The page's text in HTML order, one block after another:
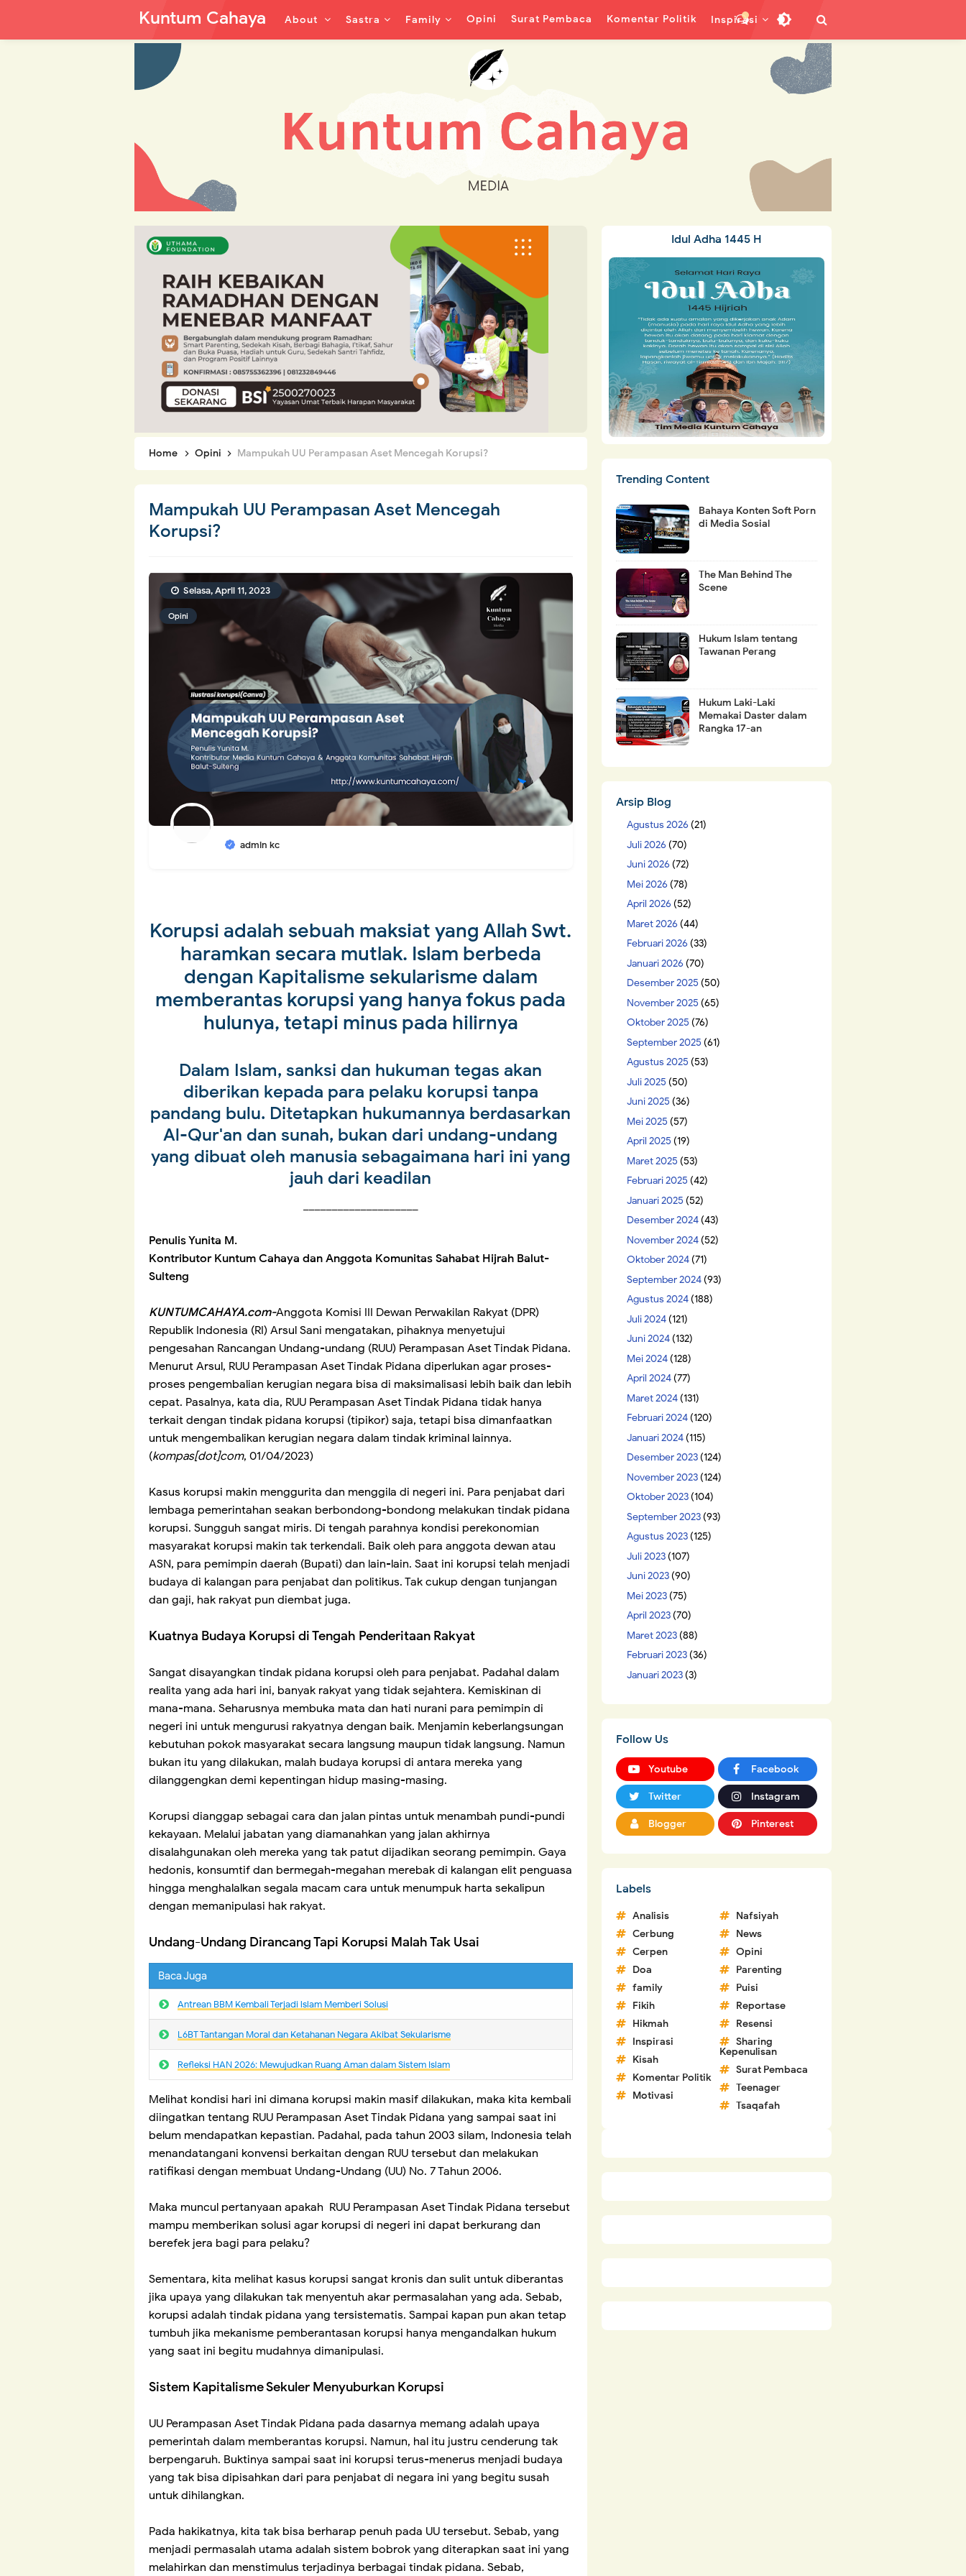
Kuntum Cahaya About Sastra Family Opini Surat Pembaca Komentar Politik Inspirasi
Home Opini Mampukah UU Perampasan Aset Mencegah Korupsi?
Mampukah UU Perampasan Aset Mencegah
Korupsi?
Opini
admin kc
Selasa, April 11, 2023
Korupsi adalah sebuah maksiat yang Allah Swt.
haramkan secara mutlak. Islam berbeda
dengan Kapitalisme sekularisme dalam
memberantas korupsi yang hanya fokus pada
hulunya, tetapi minus pada hilirnya
Dalam Islam, sanksi dan hukuman tegas akan
diberikan kepada para pelaku korupsi tanpa
pandang bulu. Ditetapkan hukumannya berdasarkan
Al-Qur'an dan sunah, bukan dari undang-undang
yang dibuat oleh manusia sebagaimana hari ini yang
jauh dari keadilan
Penulis Yunita M.
Kontributor Kuntum Cahaya dan Anggota Komunitas Sahabat Hijrah Balut-
Sulteng
KUNTUMCAHAYA.com-Anggota Komisi III Dewan Perwakilan Rakyat (DPR)
Republik Indonesia (RI) Arsul Sani mengatakan, pihaknya menyetujui
pengesahan Rancangan Undang-undang (RUU) Perampasan Aset Tindak Pidana.
Menurut Arsul, RUU Perampasan Aset Tindak Pidana diperlukan agar proses-
proses pengembalian kerugian negara bisa di maksimalisasi lebih baik dan lebih
cepat. Pasalnya, kata dia, RUU Perampasan Aset Tindak Pidana tidak hanya
terkait dengan tindak pidana korupsi (tipikor) saja, tetapi bisa dimanfaatkan
untuk mengembalikan kerugian negara dalam tindak kriminal lainnya.
(kompas[dot]com, 01/04/2023)
Kasus korupsi makin menggurita dan menggila di negeri ini. Para penjabat dari
lembaga pemerintahan seakan berbondong-bondong melakukan tindak pidana
korupsi. Sungguh sangat miris. Di tengah parahnya kondisi perekonomian
masyarakat korupsi makin tak terkendali. Baik oleh para anggota dewan atau
ASN, para pemimpin daerah (Bupati) dan lain-lain. Saat ini korupsi telah menjadi
budaya di kalangan para penjabat dan politikus. Tak cukup dengan tunjangan
dan gaji, hak rakyat pun diembat juga.
Kuatnya Budaya Korupsi di Tengah Penderitaan Rakyat
Sangat disayangkan tindak pidana korupsi oleh para penjabat. Padahal dalam
realita yang ada hari ini, banyak rakyat yang tidak sejahtera. Kemiskinan di
mana-mana. Seharusnya membuka mata dan hati nurani para pemimpin di
negeri ini untuk mengurusi rakyatnya dengan baik. Menjamin keberlangsungan
kebutuhan pokok masyarakat secara langsung maupun tidak langsung. Namun
bukan itu yang dilakukan, malah budaya korupsi di antara mereka yang
dilanggengkan demi kepentingan hidup masing-masing.
Korupsi dianggap sebagai cara dan jalan pintas untuk menambah pundi-pundi
kekayaan. Melalui jabatan yang diamanahkan yang jalan akhirnya
disalahgunakan oleh mereka yang tak patut dijadikan seorang pemimpin. Gaya
hedonis, konsumtif dan bermegah-megahan merebak di kalangan elit penguasa
hingga menghalalkan segala macam cara untuk menumpuk harta sekalipun
dengan memanipulasi hak rakyat.
Undang-Undang Dirancang Tapi Korupsi Malah Tak Usai
Baca Juga
Antrean BBM Kembali Terjadi lslam Memberi Solusi
L6BT Tantangan Moral dan Ketahanan Negara Akibat Sekularisme
Refleksi HAN 2026: Mewujudkan Ruang Aman dalam Sistem Islam
Melihat kondisi hari ini dimana korupsi makin masif dilakukan, maka kita kembali
diingatkan tentang RUU Perampasan Aset Tindak Pidana yang sampai saat ini
belum mendapatkan kepastian. Padahal, pada tahun 2003 silam, Indonesia telah
menandatangani konvensi berkaitan dengan RUU tersebut dan melakukan
ratifikasi dengan membuat Undang-Undang (UU) No. 7 Tahun 2006.
Maka muncul pertanyaan apakah RUU Perampasan Aset Tindak Pidana tersebut
mampu memberikan solusi agar korupsi di negeri ini dapat berkurang dan
berefek jera bagi para pelaku?
Sementara, kita melihat kasus korupsi sangat kronis dan sulit untuk diberantas
jika upaya yang dilakukan tak menyentuh akar permasalahan yang ada. Sebab,
korupsi adalah tindak pidana yang tersistematis. Sampai kapan pun akan tetap
tumbuh jika mekanisme pemberantasan korupsi hanya mengandalkan hukum
yang saat ini begitu mudahnya dimanipulasi.
Sistem Kapitalisme Sekuler Menyuburkan Korupsi
UU Perampasan Aset Tindak Pidana pada dasarnya memang adalah upaya
pemerintah dalam memberantas korupsi. Namun, hal itu justru cenderung tak
berpengaruh. Buktinya sampai saat ini korupsi terus-menerus menjadi budaya
yang tak bisa dipisahkan dari para penjabat di negara ini yang begitu susah
untuk dihilangkan.
Pada hakikatnya, kita tak bisa berharap penuh pada UU tersebut. Sebab, yang
menjadi permasalah utama adalah sistem bobrok yang diterapkan saat ini yang
melahirkan dan menstimulus terjadinya berbagai tindak pidana. Sebab,
Idul Adha 1445 H
Trending Content
Bahaya Konten Soft Porn
di Media Sosial
The Man Behind The
Scene
Hukum Islam tentang
Tawanan Perang
Hukum Laki-Laki
Memakai Daster dalam
Rangka 17-an
Arsip Blog
Agustus 2026 (21)
Juli 2026 (70)
Juni 2026 (72)
Mei 2026 (78)
April 2026 (52)
Maret 2026 (44)
Februari 2026 (33)
Januari 2026 (70)
Desember 2025 (50)
November 2025 (65)
Oktober 2025 (76)
September 2025 (61)
Agustus 2025 (53)
Juli 2025 (50)
Juni 2025 (36)
Mei 2025 (57)
April 2025 (19)
Maret 2025 (53)
Februari 2025 (42)
Januari 2025 (52)
Desember 2024(43)
November 2024(52)
Oktober 2024(71)
September 2024(93)
Agustus 2024(188)
Juli 2024(121)
Juni 2024(132)
Mei 2024(128)
April 2024(77)
Maret 2024(131)
Februari 2024(120)
Januari 2024(115)
Desember 2023(124)
November 2023(124)
Oktober 2023(104)
September 2023(93)
Agustus 2023(125)
Juli 2023(107)
Juni 2023(90)
Mei 2023(75)
April 2023(70)
Maret 2023(88)
Februari 2023(36)
Januari 2023(3)
Follow Us
Youtube Facebook
Twitter Instagram
Blogger Pinterest
Labels
Analisis
Cerbung
Cerpen
Doa
family
Fikih
Hikmah
Inspirasi
Kisah
Komentar Politik
Motivasi
Nafsiyah
News
Opini
Parenting
Puisi
Reportase
Resensi
Sharing
Kepenulisan
Surat Pembaca
Teenager
Tsaqafah